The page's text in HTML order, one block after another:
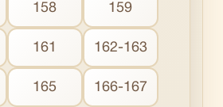
158 159
161 162-163
165 166-167